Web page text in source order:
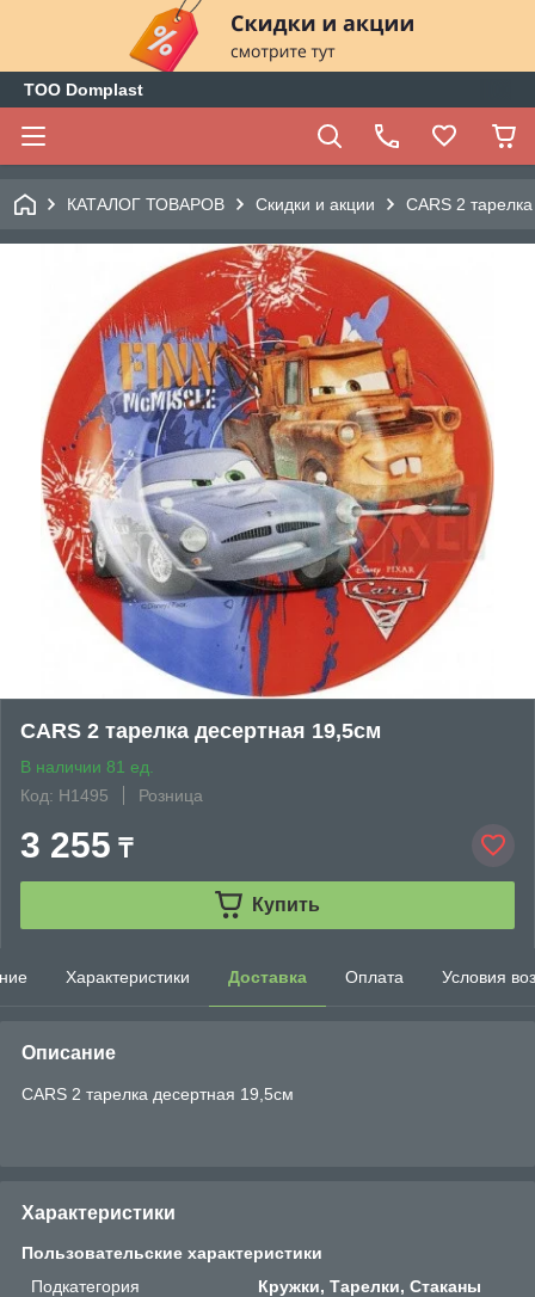
ТОО Domplast
КАТАЛОГ ТОВАРОВ Скидки и акции CARS 2
CARS 2 тарелка десертная 19,5см
В наличии 81 ед.
Код: H1495
Розница
3 255 ₸
Купить
Характеристики Доставка Оплата Условия
Описание
CARS 2 тарелка десертная 19,5см
Характеристики
Пользовательские характеристики
Подкатегория
Кружки, Тарелки, Стаканы